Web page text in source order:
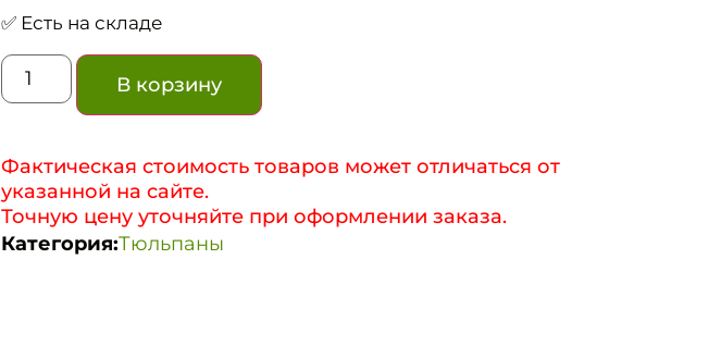
✅ Есть на складе
В корзину
Фактическая стоимость товаров может отличаться от
указанной на сайте.
Точную цену уточняйте при оформлении заказа.
Категория:Тюльпаны